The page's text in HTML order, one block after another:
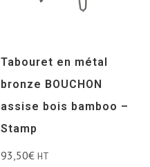
Tabouret en métal
bronze BOUCHON
assise bois bamboo –
Stamp
93,50€ HT